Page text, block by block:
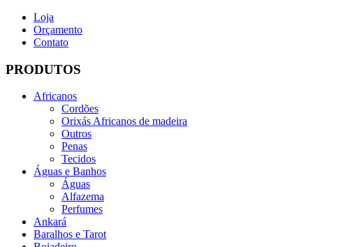
Loja
Orçamento
Contato
PRODUTOS
Africanos
Cordões
Orixás Africanos de madeira
Outros
Penas
Tecidos
Águas e Banhos
Águas
Alfazema
Perfumes
Ankará
Baralhos e Tarot